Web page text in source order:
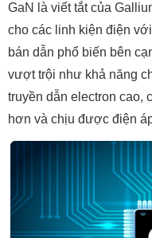
GaN là viết tắt của
cho các linh kiện điện
bán dẫn phổ biến bên
vượt trội như khả năng
truyền dẫn electron cao,
hơn và chịu được điện